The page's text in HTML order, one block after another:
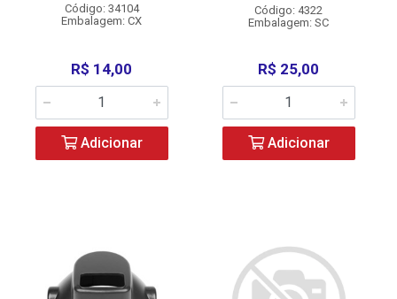
Código: 34104
Embalagem: CX
R$ 14,00
Adicionar
Código: 4322
Embalagem: SC
R$ 25,00
Adicionar